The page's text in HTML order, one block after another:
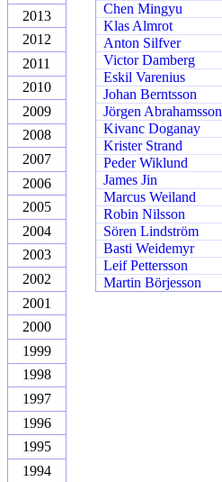
2013
2012
2011
2010
2009
2008
2007
2006
2005
2004
2003
2002
2001
2000
1999
1998
1997
1996
1995
1994
Chen Mingyu
Klas Almrot
Anton Silfver
Victor Damberg
Eskil Varenius
Johan Berntsson
Jörgen Abrahamsson
Kivanc Doganay
Krister Strand
Peder Wiklund
James Jin
Marcus Weiland
Robin Nilsson
Sören Lindström
Basti Weidemyr
Leif Pettersson
Martin Börjesson